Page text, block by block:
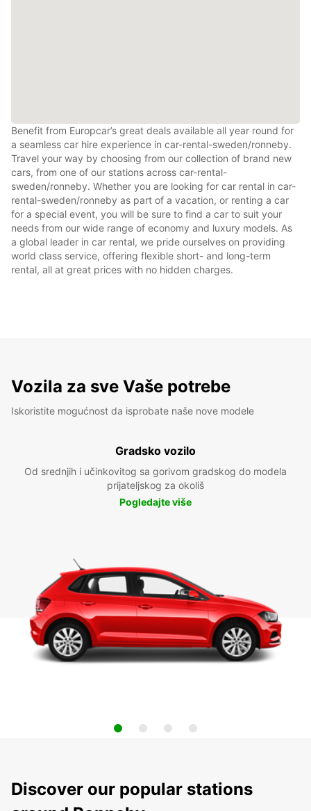
Benefit from Europcar’s great deals available all year round for
a seamless car hire experience in car-rental-sweden/ronneby.
Travel your way by choosing from our collection of brand new
cars, from one of our stations across car-rental-
sweden/ronneby. Whether you are looking for car rental in car-
rental-sweden/ronneby as part of a vacation, or renting a car
for a special event, you will be sure to find a car to suit your
needs from our wide range of economy and luxury models. As
a global leader in car rental, we pride ourselves on providing
world class service, offering flexible short- and long-term
rental, all at great prices with no hidden charges.
Vozila za sve Vaše potrebe
Iskoristite mogućnost da isprobate naše nove modele
Gradsko vozilo
Od srednjih i učinkovitog sa gorivom gradskog do modela
prijateljskog za okoliš
Pogledajte više
Discover our popular stations